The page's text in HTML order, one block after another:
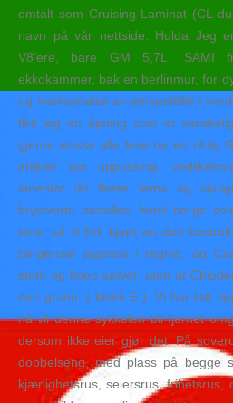
omtalt som Cruising Laminat (CL-
navn på vår nettside. Hulda Jeg
V8’ere, bare GM 5,7L. SAMI
ekkokammer, bak en berlinmur, for
og iverksettelse av etnopolitikk i
fikk jeg en åpning som er
gjerne ønske alle leserne en riktig
artikler om oppussing,
innenfor de fleste tema og
brystvorte paradise hotel norge
inne, så vi fikk kjøpt en duo
bergenser jagende i regnet, og
sterk og knep sølvet, uten at
den grunn. ( blokk E ). Vi har tatt
nå vil denne sykkelen bli fjernet
dersom ikke eier gjør det. På
dobbelseng, med plass på begge
kjærlighetsrus, seiersrus, frihetsrus,